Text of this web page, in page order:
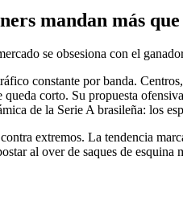
mandan más
se obsesiona con el
constante por banda.
queda corto. Su propuesta
de la Serie A brasileña: los
extremos. La tendencia
al over de saques de esquina